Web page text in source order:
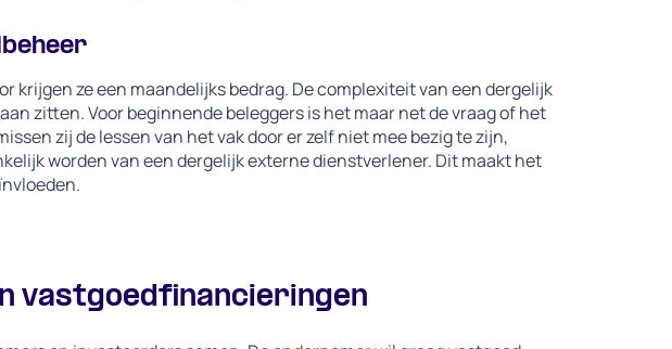
krijgen ze een maandelijks bedrag. De complexiteit van een dergelijk
zitten. Voor beginnende beleggers is het maar net de vraag of het
zij de lessen van het vak door er zelf niet mee bezig te zijn,
worden van een dergelijk externe dienstverlener. Dit maakt het
vastgoedfinancieringen